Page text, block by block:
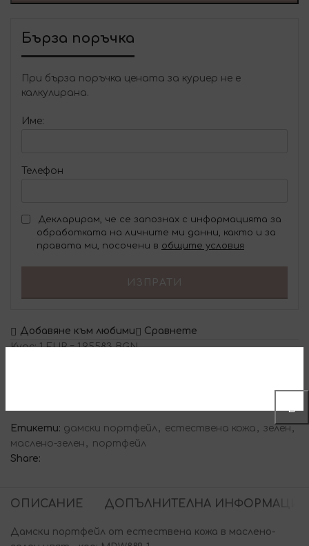
Бърза поръчка
При бърза поръчка цената за куриер не е
калкулирана.
Име:
Телефон
Декларирам, че се запознах с информацията за
обработката на личните ми данни, както и за
правата ми, посочени в общите условия
ИЗПРАТИ
Добавяне към любими
Сравнете
Курс: 1 EUR = 1.95583 BGN
Портмонета от
Етикети: дамски портфейл, естествена кожа , зелен ,
маслено-зелен , портфейл
Share:
ОПИСАНИЕ ДОПЪЛНИТЕЛНА ИНФОРМАЦИЯ
Дамски портфейл от естествена кожа в маслено-